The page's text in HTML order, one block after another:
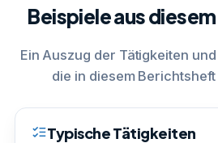
Beispiele aus
Ein Auszug der Tätigkeiten
die in diesem
Typische Tätigkeiten